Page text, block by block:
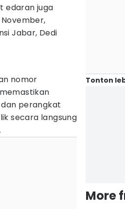
edaran juga
Jabar, Dedi
nomor
perangkat
secara langsung
Tonton
More